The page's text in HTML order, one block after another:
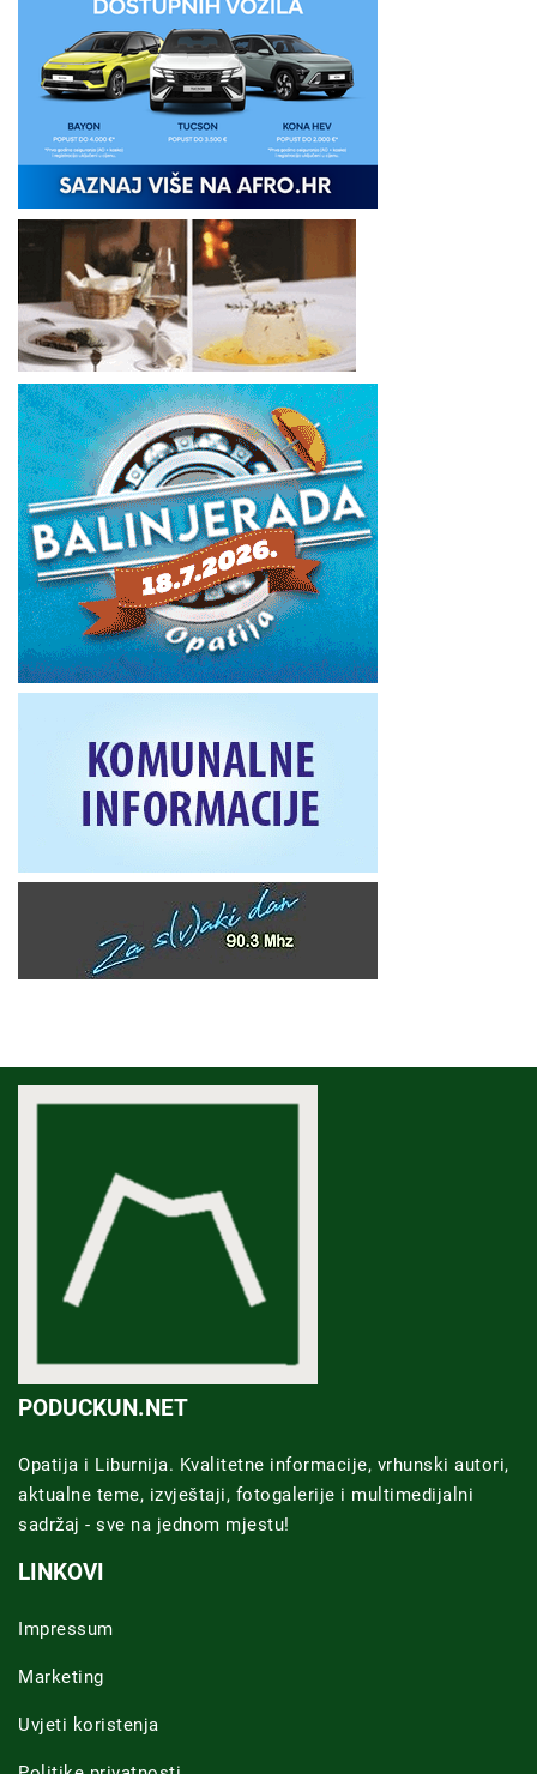
PODUCKUN.NET
Opatija i Liburnija. Kvalitetne informacije, vrhunski autori,
aktualne teme, izvještaji, fotogalerije i multimedijalni
sadržaj - sve na jednom mjestu!
LINKOVI
Impressum
Marketing
Uvjeti koristenja